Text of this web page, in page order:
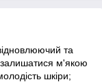
та
залишатися м'якою
шкіри;